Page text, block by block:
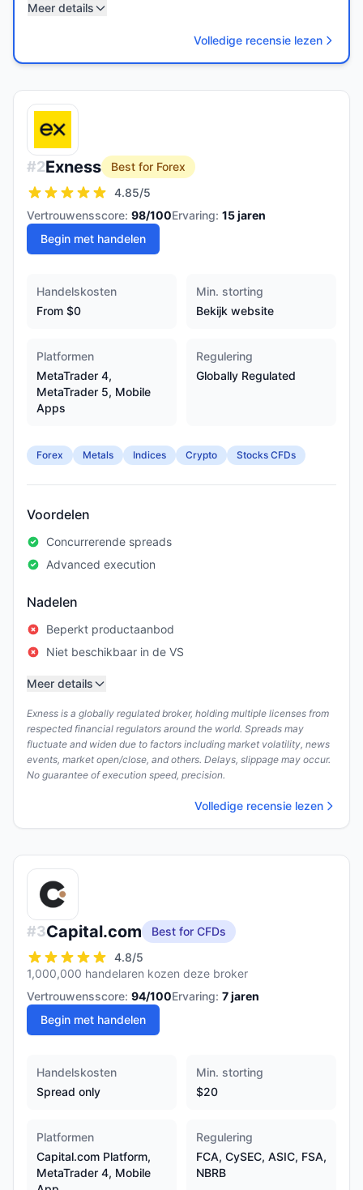
Meer details
Volledige recensie lezen
#2Exness
Best for Forex
4.85/5
Vertrouwensscore: 98/100Ervaring: 15jaren
Begin met handelen
Handelskosten
From $0
Min. storting
Bekijk website
Platformen
MetaTrader 4,
MetaTrader 5, Mobile
Apps
Regulering
Globally Regulated
Forex Metals Indices Crypto Stocks CFDs
Voordelen
Concurrerende spreads
Advanced execution
Nadelen
Beperkt productaanbod
Niet beschikbaar in de VS
Meer details
Exness is a globally regulated broker, holding multiple licenses from
respected financial regulators around the world. Spreads may
fluctuate and widen due to factors including market volatility, news
events, market open/close, and others. Delays, slippage may occur.
No guarantee of execution speed, precision.
Volledige recensie lezen
#3Capital.com
Best for CFDs
4.8/5
1,000,000 handelaren kozen deze broker
Vertrouwensscore: 94/100Ervaring: 7jaren
Begin met handelen
Handelskosten
Spread only
Min. storting
$20
Platformen
Capital.com Platform,
MetaTrader 4, Mobile
Regulering
FCA, CySEC, ASIC, FSA,
NBRB